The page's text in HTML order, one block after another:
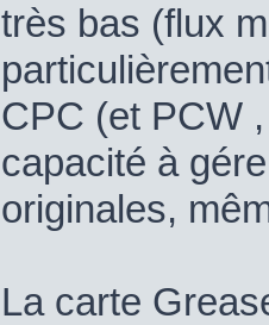
très bas (flux
CPC (et PCW
capacité à
originales,
La carte